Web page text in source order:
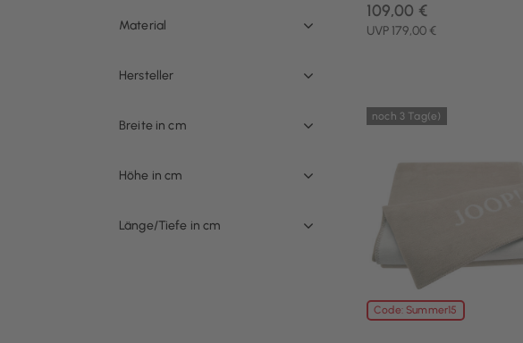
Material
Hersteller
Breite in cm
Höhe in cm
Länge/Tiefe in cm
UVP 179,00 €
109,00 €
Code: Summer15
noch 3 Tag(e)